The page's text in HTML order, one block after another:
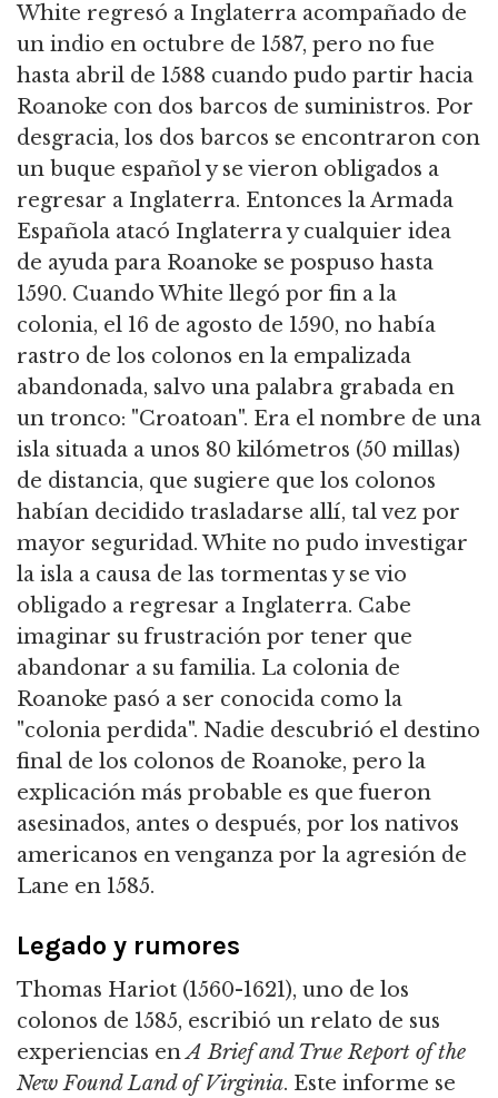
White regresó a Inglaterra acompañado de
un indio en octubre de 1587, pero no fue
hasta abril de 1588 cuando pudo partir hacia
Roanoke con dos barcos de suministros. Por
desgracia, los dos barcos se encontraron con
un buque español y se vieron obligados a
regresar a Inglaterra. Entonces la Armada
Española atacó Inglaterra y cualquier idea
de ayuda para Roanoke se pospuso hasta
1590. Cuando White llegó por fin a la
colonia, el 16 de agosto de 1590, no había
rastro de los colonos en la empalizada
abandonada, salvo una palabra grabada en
un tronco: "Croatoan". Era el nombre de una
isla situada a unos 80 kilómetros (50 millas)
de distancia, que sugiere que los colonos
habían decidido trasladarse allí, tal vez por
mayor seguridad. White no pudo investigar
la isla a causa de las tormentas y se vio
obligado a regresar a Inglaterra. Cabe
imaginar su frustración por tener que
abandonar a su familia. La colonia de
Roanoke pasó a ser conocida como la
"colonia perdida". Nadie descubrió el destino
final de los colonos de Roanoke, pero la
explicación más probable es que fueron
asesinados, antes o después, por los nativos
americanos en venganza por la agresión de
Lane en 1585.
Legado y rumores
Thomas Hariot (1560-1621), uno de los
colonos de 1585, escribió un relato de sus
experiencias enA Brief and True Report of the
New Found Land of Virginia. Este informe se